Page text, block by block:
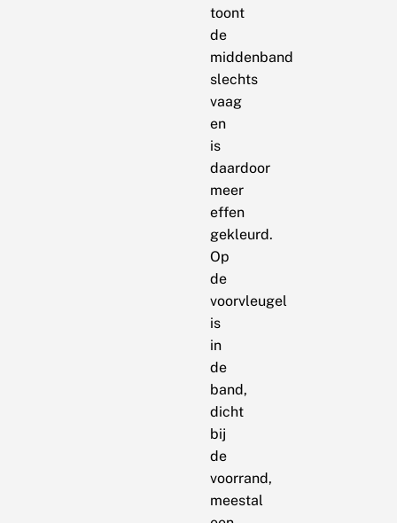
toont
de
middenband
slechts
vaag
en
is
daardoor
meer
effen
gekleurd.
Op
de
voorvleugel
is
in
de
band,
dicht
bij
de
voorrand,
meestal